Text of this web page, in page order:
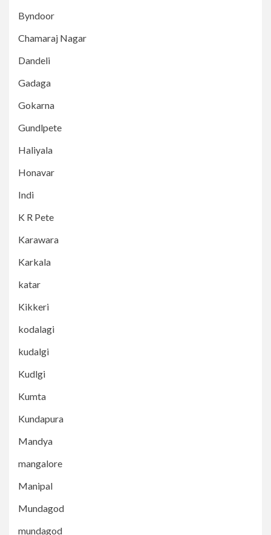
Byndoor
Chamaraj Nagar
Dandeli
Gadaga
Gokarna
Gundlpete
Haliyala
Honavar
Indi
K R Pete
Karawara
Karkala
katar
Kikkeri
kodalagi
kudalgi
Kudlgi
Kumta
Kundapura
Mandya
mangalore
Manipal
Mundagod
mundagod